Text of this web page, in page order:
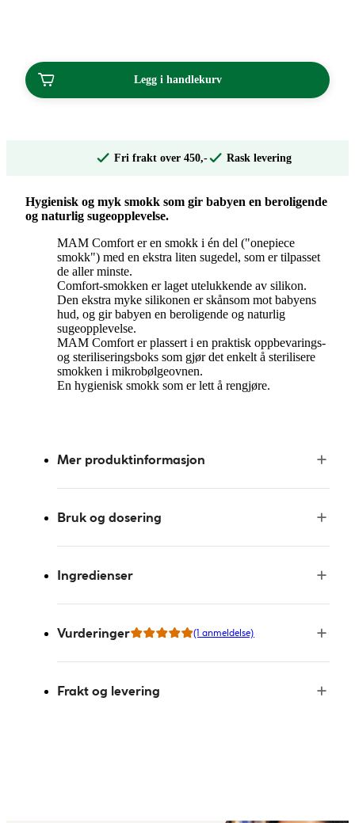
Legg i handlekurv
Fri frakt over 450,- Rask levering
Hygienisk og myk smokk som gir babyen en beroligende
og naturlig sugeopplevelse.
MAM Comfort er en smokk i én del ("onepiece
smokk") med en ekstra liten sugedel, som er tilpasset
de aller minste.
Comfort-smokken er laget utelukkende av silikon.
Den ekstra myke silikonen er skånsom mot babyens
hud, og gir babyen en beroligende og naturlig
sugeopplevelse.
MAM Comfort er plassert i en praktisk oppbevarings-
og steriliseringsboks som gjør det enkelt å sterilisere
smokken i mikrobølgeovnen.
En hygienisk smokk som er lett å rengjøre.
Mer produktinformasjon
Bruk og dosering
Ingredienser
Vurderinger (1 anmeldelse)
Frakt og levering